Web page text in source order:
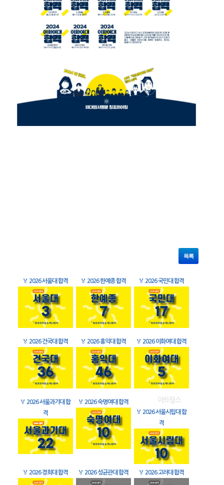
목록
🏅 2026 서울대 합격 🏅 2026 한예종 합격 🏅 2026 국민대 합격
🏅 2026 건국대 합격 🏅 2026 홍익대 합격 🏅 2026 이화여대 합격
🏅 2026 서울과기대 합
격
🏅 2026 숙명여대 합격
🏅 2026 서울시립대 합
격
🏅 2026 경희대 합격 🏅 2026 성균관대 합격 🏅 2026 고려대 합격